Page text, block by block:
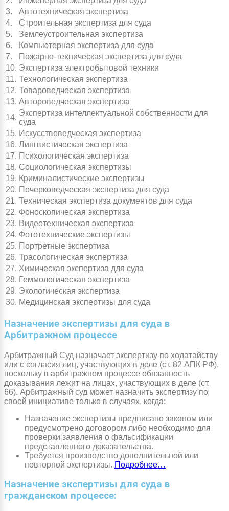
3.
Автотехническая экспертиза
4.
Строительная экспертиза для суда
5.
Землеустроительная экспертиза
6.
Компьютерная экспертиза для суда
7.
Пожарно-техническая экспертиза для суда
10. Экспертиза электробытовой техники
11. Технологическая экспертиза
12. Товароведческая экспертиза
13. Автороведческая экспертиза
14.
Экспертиза интеллектуальной собственности для
суда
15. Искусствоведческая экспертиза
16. Лингвистическая экспертиза
17. Психологическая экспертиза
18. Социологическая экспертизы
19. Криминалистические экспертизы
20. Почерковедческая экспертиза для суда
21. Техническая экспертиза документов для суда
22. Фоноскопическая экспертиза
23. Видеотехническая экспертиза
24. Фототехнические экспертизы
25. Портретные экспертиза
26. Трасологическая экспертиза
27. Химическая экспертиза для суда
28. Геммологическая экспертиза
29. Экологическая экспертиза
30. Медицинская экспертизы для суда
Назначение экспертизы для суда в
Арбитражном процессе
Арбитражный Суд назначает экспертизу по ходатайству
или с согласия лиц, участвующих в деле (ст. 82 АПК РФ),
поскольку в арбитражном процессе обязанность
доказывания лежит на лицах, участвующих в деле (ст.
66). Арбитражный суд может назначить экспертизу по
своей инициативе только в случаях, когда:
Назначение экспертизы предписано законом или
предусмотрено договором либо необходимо для
проверки заявления о фальсификации
представленного доказательства.
Требуется производство дополнительной или
повторной экспертизы. Подробнее…
Назначение экспертизы для суда в
гражданском процессе: